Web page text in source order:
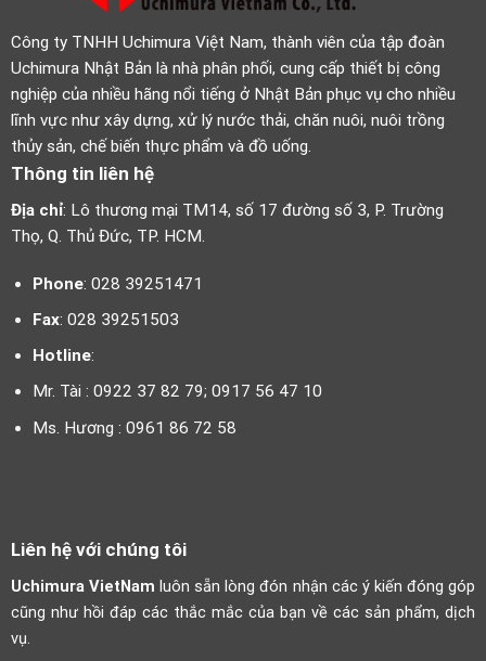
Công ty TNHH Uchimura Việt Nam, thành viên của tập đoàn
Uchimura Nhật Bản là nhà phân phối, cung cấp thiết bị công
nghiệp của nhiều hãng nổi tiếng ở Nhật Bản phục vụ cho nhiều
lĩnh vực như xây dựng, xử lý nước thải, chăn nuôi, nuôi trồng
thủy sản, chế biến thực phẩm và đồ uống.
Thông tin liên hệ
Địa chỉ: Lô thương mại TM14, số 17 đường số 3, P. Trường
Thọ, Q. Thủ Đức, TP. HCM.
Phone: 028 39251471
Fax: 028 39251503
Hotline:
Mr. Tài : 0922 37 82 79; 0917 56 47 10
Ms. Hương : 0961 86 72 58
Liên hệ với chúng tôi
Uchimura VietNam luôn sẵn lòng đón nhận các ý kiến đóng góp
cũng như hồi đáp các thắc mắc của bạn về các sản phẩm, dịch
vụ.